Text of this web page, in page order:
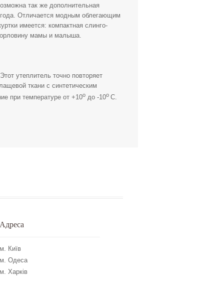
так же дополнительная
Отличается модным облегающим
имеется: компактная слинго-
мамы и малыша.
утеплитель точно повторяет
ткани с синтетическим
при температуре от +10о до -10о С.
Адреса
м. Київ
м. Одеса
м. Харків